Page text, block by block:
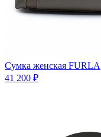
Сумка женская FURLA
41 200 ₽